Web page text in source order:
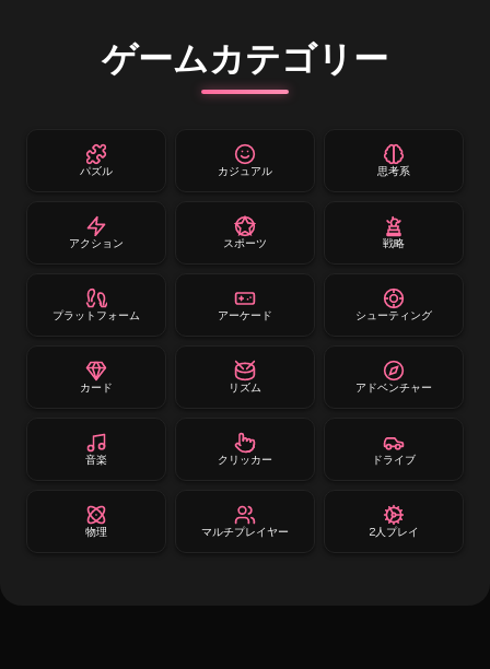
ゲームカテゴリー
パズル カジュアル 思考系
アクション スポーツ 戦略
プラットフォーム アーケード シューティング
カード リズム アドベンチャー
音楽 クリッカー ドライブ
物理 マルチプレイヤー 2人プレイ